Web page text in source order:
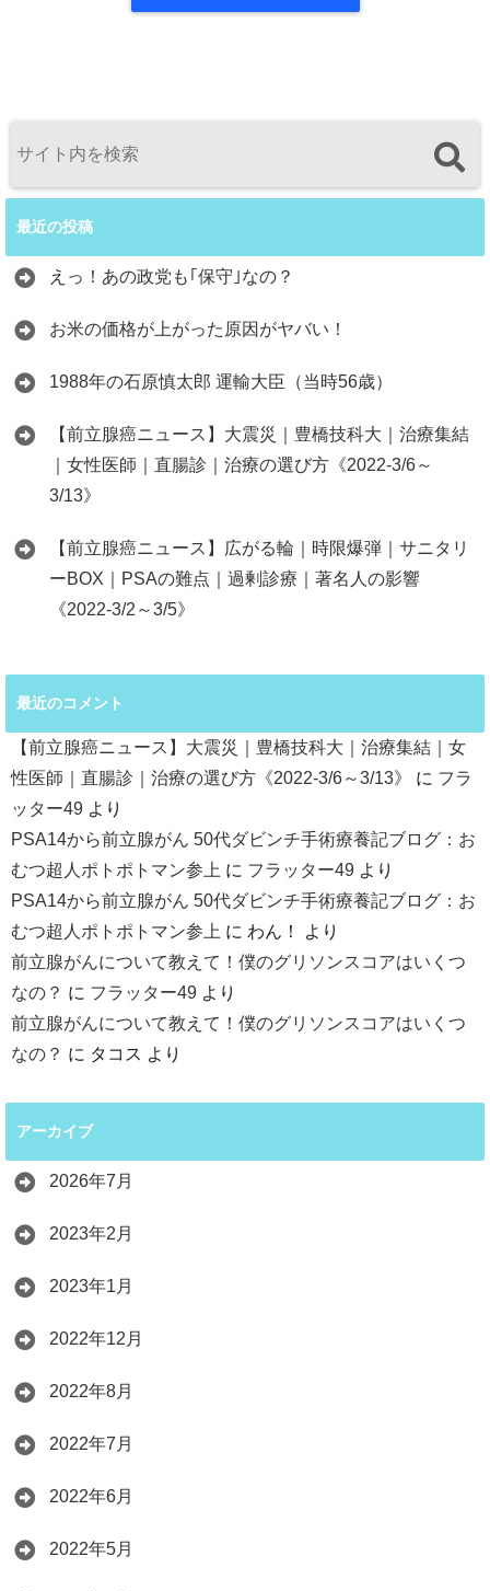
最近の投稿
えっ！あの政党も｢保守｣なの？
お米の価格が上がった原因がヤバい！
1988年の石原慎太郎 運輸大臣（当時56歳）
【前立腺癌ニュース】大震災｜豊橋技科大｜治療集結
｜女性医師｜直腸診｜治療の選び方《2022-3/6～
3/13》
【前立腺癌ニュース】広がる輪｜時限爆弾｜サニタリ
ーBOX｜PSAの難点｜過剰診療｜著名人の影響
《2022-3/2～3/5》
最近のコメント
【前立腺癌ニュース】大震災｜豊橋技科大｜治療集結｜女
性医師｜直腸診｜治療の選び方《2022-3/6～3/13》
に フラ
ッター49 より
PSA14から前立腺がん 50代ダビンチ手術療養記ブログ：お
むつ超人ポトポトマン参上 に フラッター49 より
PSA14から前立腺がん 50代ダビンチ手術療養記ブログ：お
むつ超人ポトポトマン参上 に わん！
より
前立腺がんについて教えて！僕のグリソンスコアはいくつ
なの？ に フラッター49 より
前立腺がんについて教えて！僕のグリソンスコアはいくつ
なの？ に タコス より
アーカイブ
2026年7月
2023年2月
2023年1月
2022年12月
2022年8月
2022年7月
2022年6月
2022年5月